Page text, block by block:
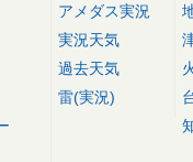
アメダス実況
実況天気
過去天気
雷(実況)